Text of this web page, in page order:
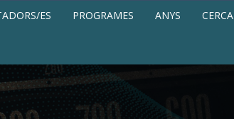
ES PROGRAMES ANYS CERCA